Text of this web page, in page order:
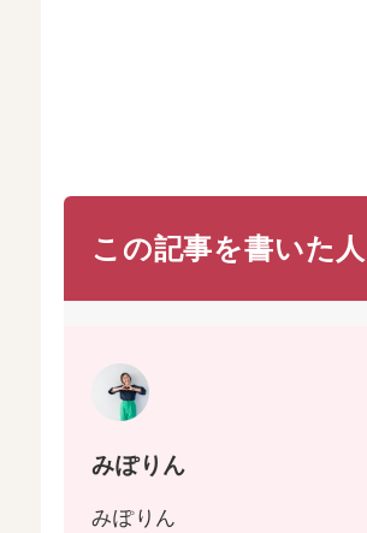
この記事を書いた人
みぽりん
みぽりん